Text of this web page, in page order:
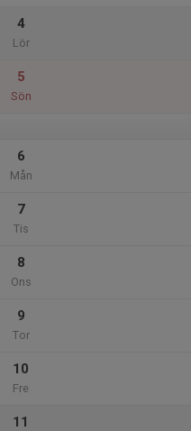
4
Lör
5
Sön
6
Mån
7
Tis
8
Ons
9
Tor
10
Fre
11